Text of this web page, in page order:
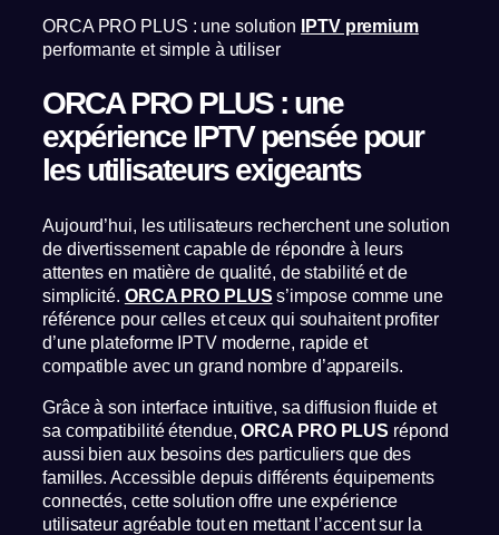
ORCA PRO PLUS : une solution IPTV premium
performante et simple à utiliser
ORCA PRO PLUS : une
expérience IPTV pensée pour
les utilisateurs exigeants
Aujourd’hui, les utilisateurs recherchent une solution
de divertissement capable de répondre à leurs
attentes en matière de qualité, de stabilité et de
simplicité. ORCA PRO PLUS s’impose comme une
référence pour celles et ceux qui souhaitent profiter
d’une plateforme IPTV moderne, rapide et
compatible avec un grand nombre d’appareils.
Grâce à son interface intuitive, sa diffusion fluide et
sa compatibilité étendue,ORCA PRO PLUS répond
aussi bien aux besoins des particuliers que des
familles. Accessible depuis différents équipements
connectés, cette solution offre une expérience
utilisateur agréable tout en mettant l’accent sur la